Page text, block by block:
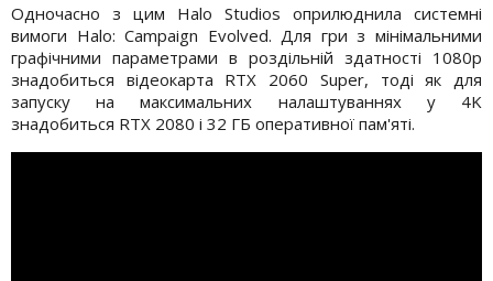
Одночасно з цим Halo Studios оприлюднила системні
вимоги Halo: Campaign Evolved. Для гри з мінімальними
графічними параметрами в роздільній здатності 1080p
знадобиться відеокарта RTX 2060 Super, тоді як для
запуску на максимальних налаштуваннях у 4K
знадобиться RTX 2080 і 32 ГБ оперативної пам'яті.